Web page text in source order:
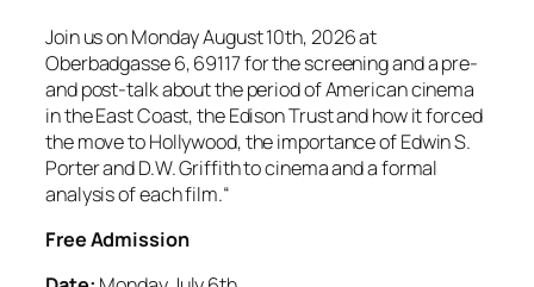
Join us on Monday August 10th, 2026 at
Oberbadgasse 6, 69117 for the screening and a pre-
and post-talk about the period of American cinema
in the East Coast, the Edison Trust and how it forced
the move to Hollywood, the importance of Edwin S.
Porter and D.W. Griffith to cinema and a formal
analysis of each film.“
Free Admission